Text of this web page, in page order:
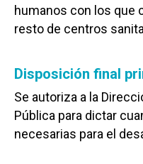
humanos con los que
resto de centros
Disposición final
Se autoriza a la
Pública para dictar
necesarias para el